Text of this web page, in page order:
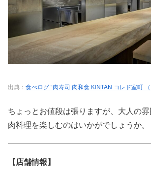
出典： 食べログ “肉寿司 肉和食 KINTAN コレド室町
ちょっとお値段は張りますが、大人の
肉料理を楽しむのはいかがでしょうか。
【店舗情報】